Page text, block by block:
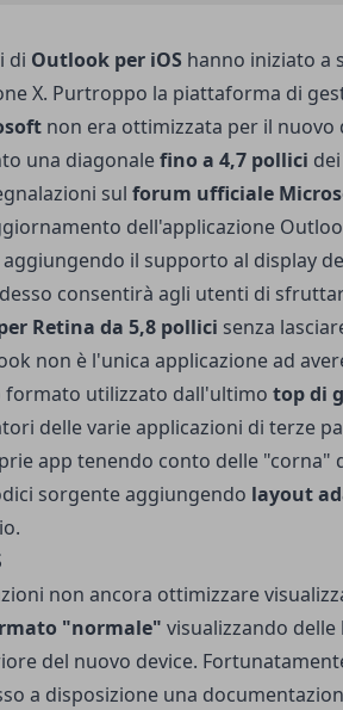
di Outlook per iOS hanno iniziato a
X. Purtroppo la piattaforma di
non era ottimizzata per il nuovo
una diagonalefino a 4,7 pollici
sul forum ufficiale
dell'applicazione
aggiungendo il supporto al display
consentirà agli utenti di
Retina da 5,8 pollici senza
non è l'unica applicazione ad
formato utilizzato dall'ultimo top di
delle varie applicazioni di terze
app tenendo conto delle "corna"
sorgente aggiungendo layout
non ancora ottimizzare
"normale" visualizzando
del nuovo device.
a disposizione una